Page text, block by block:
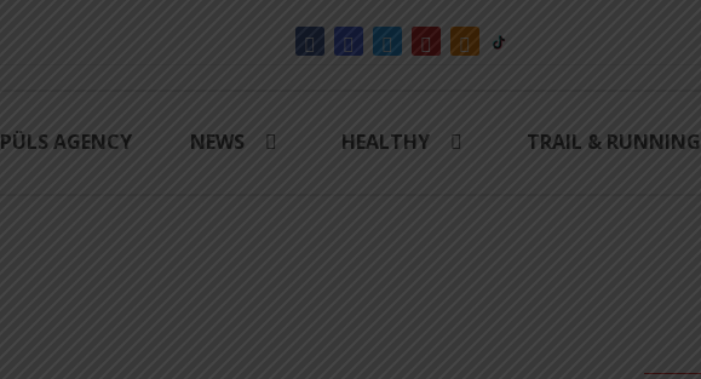
PÜLS AGENCY NEWS HEALTHY TRAIL & RUNNING